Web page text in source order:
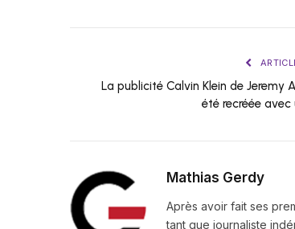
La publicité Calvin Klein de Jeremy
été recréée avec
Mathias Gerdy
Après avoir fait ses
tant que journaliste